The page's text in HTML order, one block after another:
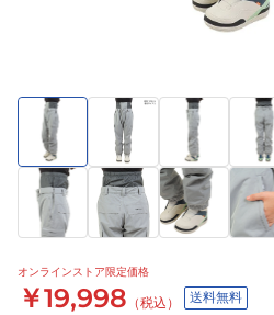
オンラインストア限定価格
￥19,998 （税込） 送料無料